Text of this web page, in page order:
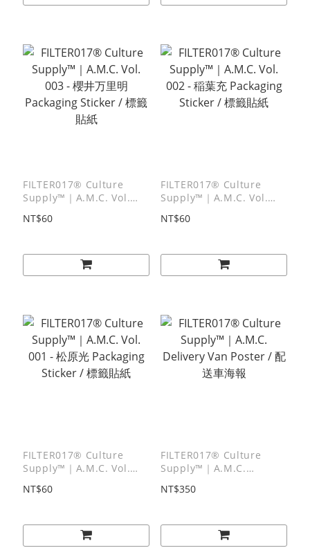
FILTER017® Culture
Supply™｜A.M.C. Vol.
Packaging Sticker / 標籤
NT$60
FILTER017® Culture
Supply™｜A.M.C. Vol.
Sticker / 標籤貼紙
NT$60
FILTER017® Culture
Supply™｜A.M.C. Vol.
Sticker / 標籤貼紙
NT$60
FILTER017® Culture
Supply™｜A.M.C.
送車海報
NT$350